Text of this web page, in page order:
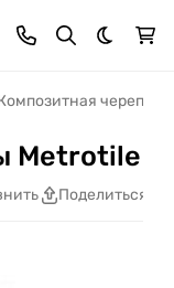
Темная
Metrotile
Поделиться